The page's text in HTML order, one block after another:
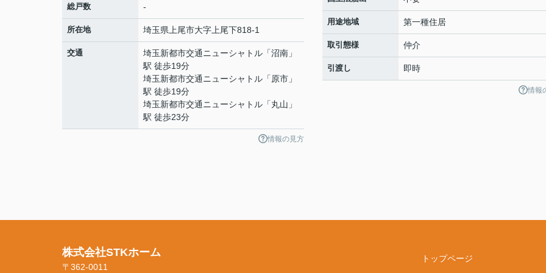
総戸数 -
所在地 埼玉県 上尾市大字上尾下818-1
交通 埼玉新都市交通ニューシャトル 「沼南 」
駅 徒歩19分
埼玉新都市交通ニューシャトル 「 原市 」
駅 徒歩19分
埼玉新都市交通ニューシャトル 「丸山 」
駅 徒歩23分
情報の見方
用途地域 第一種住居
取引態様 仲介
引渡し 即時
情報
株式会社STKホーム
〒362-0011
トップページ